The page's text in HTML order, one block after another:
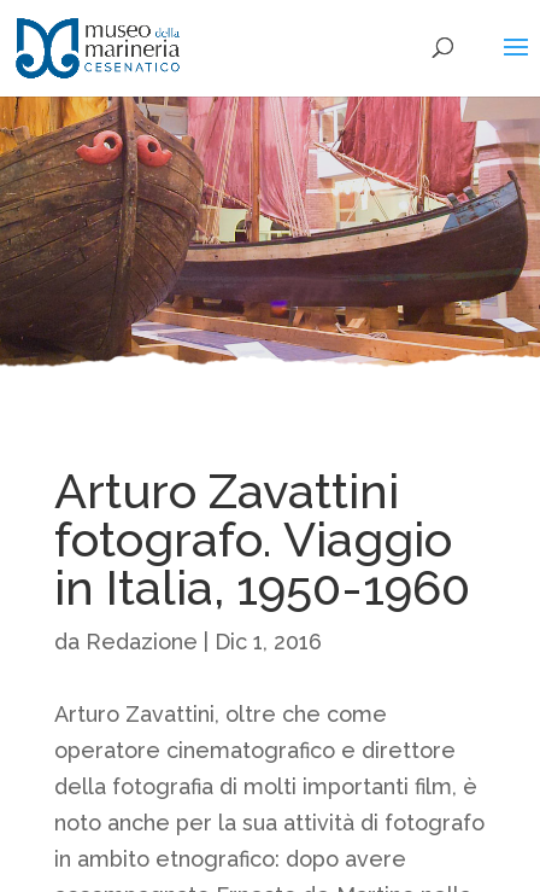
Arturo Zavattini
fotografo. Viaggio
in Italia, 1950-1960
da Redazione Dic 1, 2016
Arturo Zavattini, oltre che come
operatore cinematografico e direttore
della fotografia di molti importanti film, è
noto anche per la sua attività di fotografo
in ambito etnografico: dopo avere